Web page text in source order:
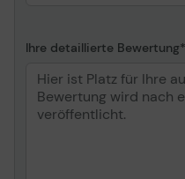
Ihre detaillierte Bewertung